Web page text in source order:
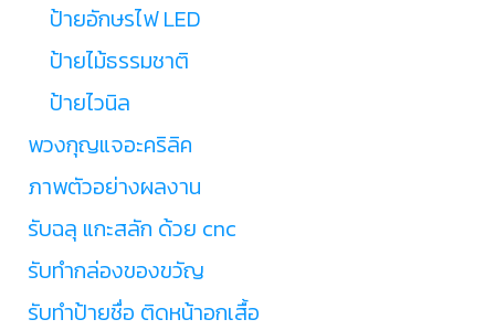
ป้ายอักษรไฟ LED
ป้ายไม้ธรรมชาติ
ป้ายไวนิล
พวงกุญแจอะคริลิค
ภาพตัวอย่างผลงาน
รับฉลุ แกะสลัก ด้วย cnc
รับทำกล่องของขวัญ
รับทำป้ายชื่อ ติดหน้าอกเสื้อ